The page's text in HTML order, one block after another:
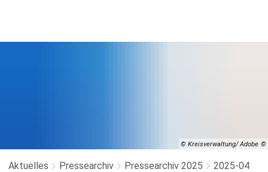
© Kreisverwaltung/ Adobe
Aktuelles Pressearchiv Pressearchiv 2025
2025-04